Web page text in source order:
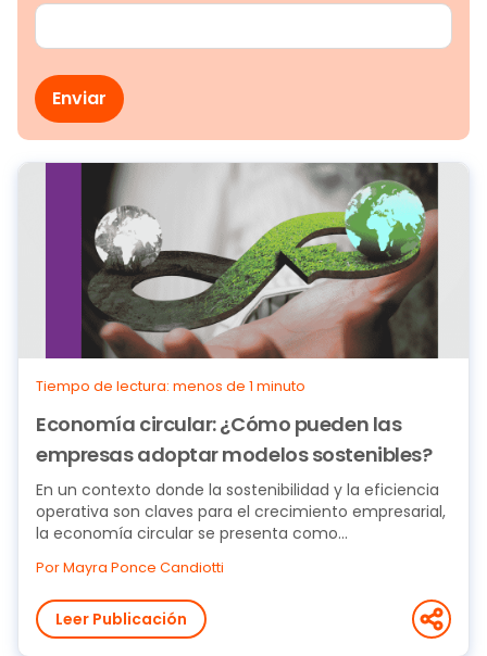
Tiempo de lectura: menos de 1 minuto
Economía circular: ¿Cómo pueden las
empresas adoptar modelos sostenibles?
En un contexto donde la sostenibilidad y la eficiencia
operativa son claves para el crecimiento empresarial,
la economía circular se presenta como...
Por Mayra Ponce Candiotti
Leer Publicación